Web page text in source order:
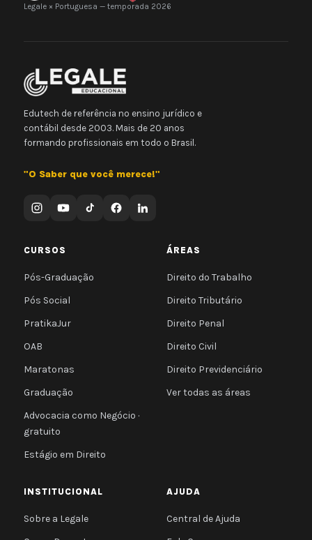
Legale × Portuguesa — temporada 2026
Edutech de referência no ensino jurídico e
contábil desde 2003. Mais de 20 anos
formando profissionais em todo o Brasil.
"O Saber que você merece!"
CURSOS
Pós-Graduação
Pós Social
PratikaJur
OAB
Maratonas
Graduação
Advocacia como Negócio ·
gratuito
Estágio em Direito
ÁREAS
Direito do Trabalho
Direito Tributário
Direito Penal
Direito Civil
Direito Previdenciário
Ver todas as áreas
INSTITUCIONAL
Sobre a Legale
AJUDA
Central de Ajuda